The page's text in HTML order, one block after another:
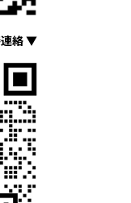
絡 ▼